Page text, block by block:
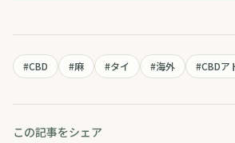
#CBD #麻 #タイ #海外 #CBDア
この記事をシェア